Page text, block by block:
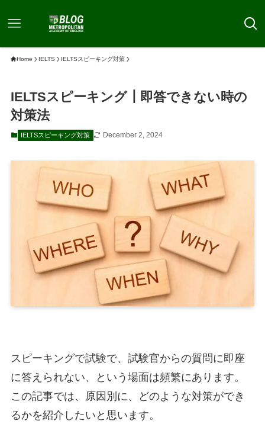
Home IELTS IELTSスピーキング対策
IELTSスピーキング┃即答できない時の
対策法
IELTSスピーキング対策 December 2, 2024
スピーキングで試験で、試験官からの質問に即座
に答えられない、という場面は頻繁にあります。
この記事では、原因別に、どのような対策ができ
るかを紹介したいと思います。